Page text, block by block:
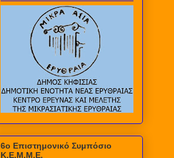
6ο Επιστημονικό Συμπόσιο
Κ.Ε.Μ.Μ.Ε.